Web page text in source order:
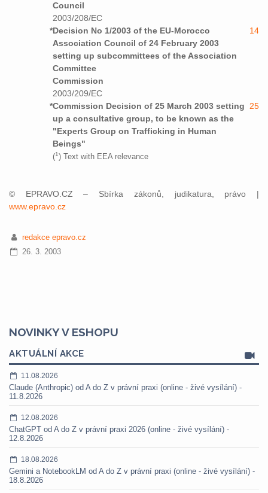
Council
2003/208/EC
*Decision No 1/2003 of the EU-Morocco
Association Council of 24 February 2003
setting up subcommittees of the Association
Committee
14
Commission
2003/209/EC
*Commission Decision of 25 March 2003 setting
up a consultative group, to be known as the
"Experts Group on Trafficking in Human
Beings"
25
(1) Text with EEA relevance
© EPRAVO.CZ – Sbírka zákonů, judikatura, právo |
www.epravo.cz
redakce epravo.cz
26. 3. 2003
NOVINKY V ESHOPU
AKTUÁLNÍ AKCE
11.08.2026
Claude (Anthropic) od A do Z v právní praxi (online - živé vysílání) -
11.8.2026
12.08.2026
ChatGPT od A do Z v právní praxi 2026 (online - živé vysílání) -
12.8.2026
18.08.2026
Gemini a NotebookLM od A do Z v právní praxi (online - živé vysílání) -
18.8.2026